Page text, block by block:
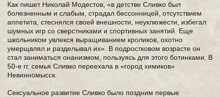
Как пишет Николай Модестов, «в детстве Сливко был
болезненным и слабым, страдал бессонницей, отсутствием
аппетита, стеснялся своей внешности, неуклюжести, избегал
шумных игр со сверстниками и спортивных занятий. Еще
школьником увлекся выращиванием кроликов, охотно
умерщвлял и разделывал их». В подростковом возрасте он
стал заниматься онанизмом, пользуясь для этого ботинками. В
50-е гг. семья Сливко переехала в «город химиков»
Невинномысск.
Сексуальное развитие Сливко было поздним первые